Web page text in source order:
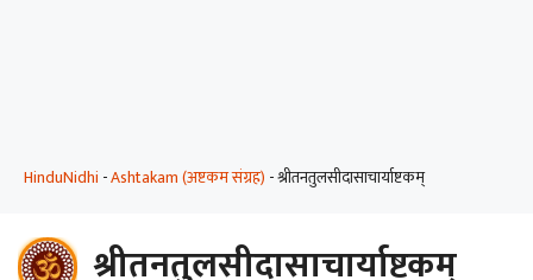
HinduNidhi -Ashtakam (अष्टकम संग्रह) -श्रीतनतुलसीदासाचार्याष्टकम्
श्रीतनतुलसीदासाचार्याष्टकम्